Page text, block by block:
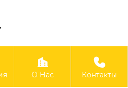
CSW Machinery Co.,

О Нас

Контакты